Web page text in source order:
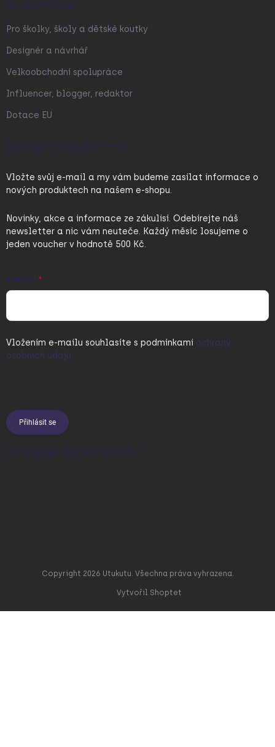
SPOLUPRÁCE
Pro školky, školy a dětské koutky
Designér a návrhář
Velkoobchodní spolupráce
Influencer, blogger, redaktor
Dotace EU
ODEBÍRAT NEWSLETTER
Vložte svůj e-mail a my vám budeme zasílat informace o
nových produktech na našem e-shopu.
Novinky, akce a informace ze zákulisí. Odebírejte náš
newsletter a nic vám neuteče. Každý měsíc losujeme o
jeden voucher v hodnotě 500 Kč.
E-MAIL
Vložením e-mailu souhlasíte s podmínkami ochrany
osobních údajů
Přihlásit se
PŘIJÍMÁME ONLINE PLATBY
Vytvořil Shoptet
Copyright 2026 Utukutu . Všechna práva vyhrazena.